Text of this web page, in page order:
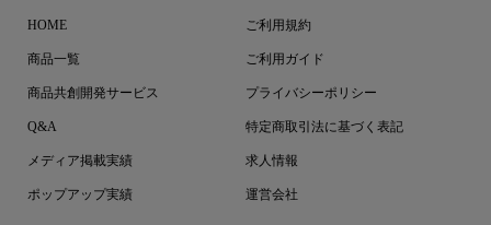
HOME
商品一覧
商品共創開発サービス
Q&A
メディア掲載実績
ポップアップ実績
ご利用規約
ご利用ガイド
プライバシーポリシー
特定商取引法に基づく表記
求人情報
運営会社